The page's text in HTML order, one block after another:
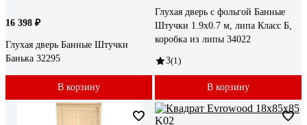
16 398 ₽
Глухая дверь Банные Штучки
Банька 32295
В корзину
Глухая дверь с фольгой Банные
Штучки 1.9х0.7 м, липа Класс Б,
коробка из липы 34022
3(1)
В корзину